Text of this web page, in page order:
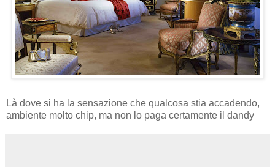
Là dove si ha la sensazione che qualcosa stia accadendo,
ambiente molto chip, ma non lo paga certamente il dandy